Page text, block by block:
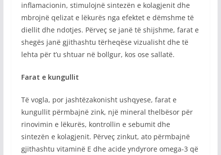
inflamacionin, stimulojnë sintezën e kolagjenit dhe
mbrojnë qelizat e lëkurës nga efektet e dëmshme të
diellit dhe ndotjes. Përveç se janë të shijshme, farat e
shegës janë gjithashtu tërheqëse vizualisht dhe të
lehta për t’u shtuar në bollgur, kos ose sallatë.
Farat e kungullit
Të vogla, por jashtëzakonisht ushqyese, farat e
kungullit përmbajnë zink, një mineral thelbësor për
rinovimin e lëkurës, kontrollin e sebumit dhe
sintezën e kolagjenit. Përveç zinkut, ato përmbajnë
gjithashtu vitaminë E dhe acide yndyrore omega-3 që